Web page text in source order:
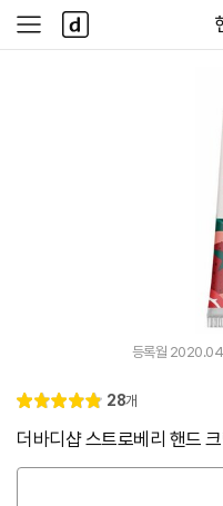
사
이
다
나
와
등록월
별
4.
리
28개
더바디샵 스트로베리 핸드